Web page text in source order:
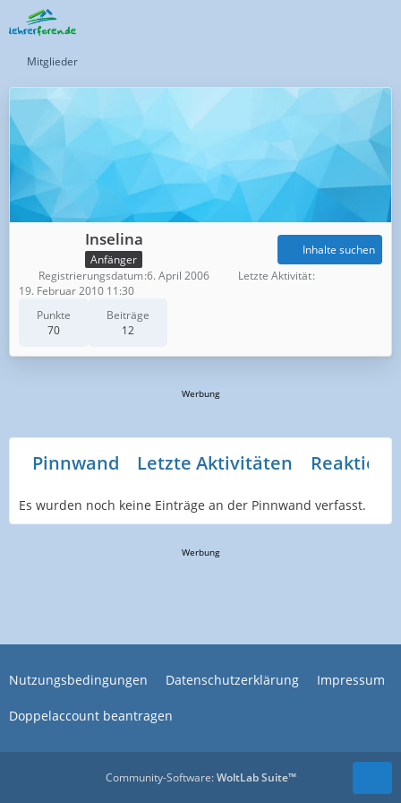
Mitglieder
Inselina
Anfänger
Punkte
70
Beiträge
12
Inhalte suchen
Registrierungsdatum 6. April 2006
Letzte Aktivität
19. Februar 2010 11:30
Werbung
Pinnwand Letzte Aktivitäten
Es wurden noch keine Einträge an der Pinnwand verfasst.
Werbung
Nutzungsbedingungen Datenschutzerklärung Impressum
Doppelaccount beantragen
Community-Software:WoltLab Suite™